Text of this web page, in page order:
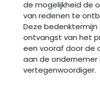
de mogelijkheid de
van redenen te
Deze
ontvangst van het
een vooraf door de
aan de
vertegenwoordiger.